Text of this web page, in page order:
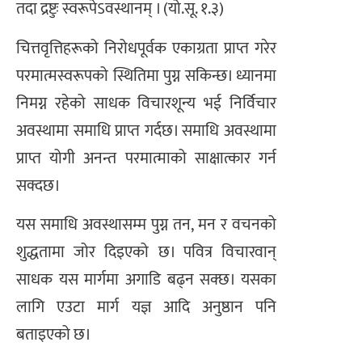
तदा द्रष्टुः स्वरूपेऽवस्थानम् । (यो.सू. १.३)
चित्तवृत्तिहरूको निरोधपूर्वक एकाग्रता प्राप्त गरेर
परमात्मस्वरूपको स्थितिमा पुग्न सकिन्छ। ध्यानमा
निमग्न रहेको साधक विचारशून्य भई निर्विचार
अवस्थामा समाधि प्राप्त गर्दछ। समाधि अवस्थामा
प्राप्त योगी अनन्त परमात्माको साक्षात्कार गर्न
सक्दछ।
यस समाधि अवस्थासम्म पुग्न तन, मन र वचनको
शुद्धतामा जोर दिइएको छ। पवित्र विचारवान्
साधक यस मार्गमा अगाडि बढ्न सक्छ। यसका
लागि एउटा मार्ग यज्ञ आदि अनुष्ठान पनि
बताइएको छ।